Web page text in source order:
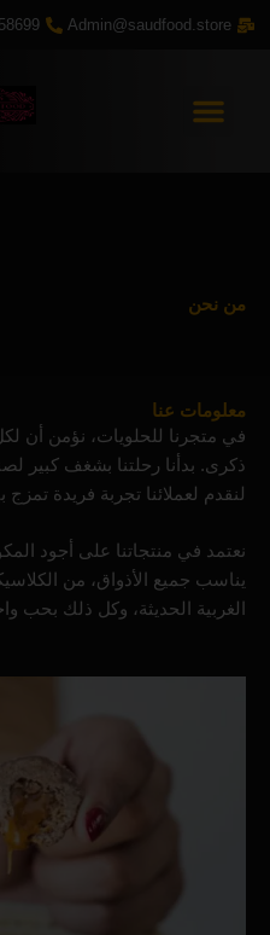
تخطي
Admin@saudfood.store
من نحن
معلومات عنا
في متجرنا للحلويات، نؤمن أن
ذكرى. بدأنا رحلتنا بشغف كبير
لنقدم لعملائنا تجربة فريدة
نعتمد في منتجاتنا على أجود
يناسب جميع الأذواق، من
الغربية الحديثة، وكل ذلك بحب